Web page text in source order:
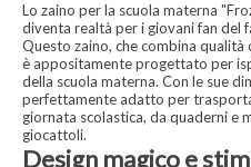
Lo zaino per la scuola materna
diventa realtà per i giovani fan del
Questo zaino, che combina qualità
è appositamente progettato per
della scuola materna. Con le sue
perfettamente adatto per
giornata scolastica, da quaderni e
giocattoli.
Design magico e